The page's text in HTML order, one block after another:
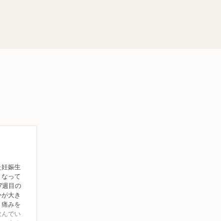
娠生
って
週目の
大き
みを
でい